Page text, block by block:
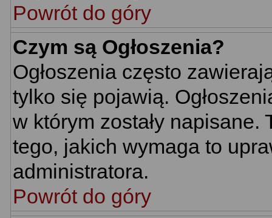
Powrót do góry
Czym są Ogłoszenia?
Ogłoszenia często
tylko się pojawią.
w którym zostały napisane.
tego, jakich wymaga to
administratora.
Powrót do góry